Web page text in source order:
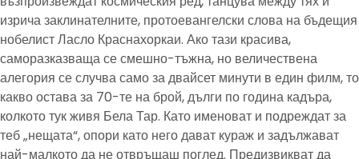
изрича заклинателните, протоевангелски слова на бъдещия
нобелист Ласло Краснахоркаи. Ако тази красива,
саморазказваща се смешно-тъжна, но величествена
алегория се случва само за двайсет минути в един филм, то
какво остава за 70-те на брой, дълги по година кадъра,
колкото тук живя Бела Тар. Като именоват и подреждат за
теб „нещата“, опори като него дават кураж и задължават
най-малкото да не отвръщаш поглед. Предизвикват да